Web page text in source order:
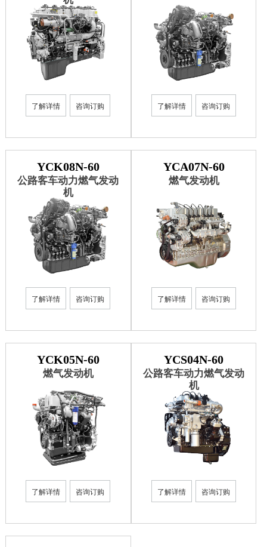
了解详情 咨询订购 了解详情 咨询订购
YCK08N-60
公路客车动力燃气发动
机
了解详情 咨询订购
YCA07N-60
燃气发动机
了解详情 咨询订购
YCK05N-60
燃气发动机
了解详情 咨询订购
YCS04N-60
公路客车动力燃气发动
机
了解详情 咨询订购